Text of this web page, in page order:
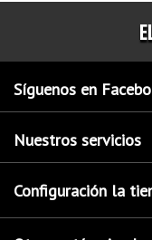
Síguenos en
Nuestros servicios
Configuración la